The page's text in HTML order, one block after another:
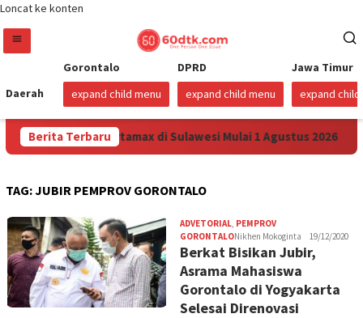
Loncat ke konten
Daerah
Gorontalo
expand child menu
DPRD
expand child menu
Jawa Timur
expand child
Berita Terbaru
Harga Pertamax di Sulawesi Mulai 1 Agustus 2026
TAG:JUBIR PEMPROV GORONTALO
ADVETORIAL, PEMPROV
GORONTALONikhen Mokoginta 19/12/2020
Berkat Bisikan Jubir,
Asrama Mahasiswa
Gorontalo di Yogyakarta
Selesai Direnovasi